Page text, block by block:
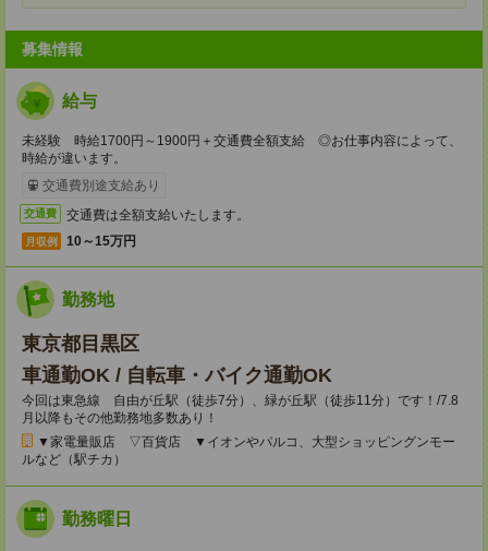
募集情報
給与
未経験 時給1700円～1900円＋交通費全額支給 ◎お仕事内容によって、
時給が違います。
交通費別途支給あり
交通費 交通費は全額支給いたします。
月収例 10～15万円
勤務地
東京都目黒区
車通勤OK / 自転車・バイク通勤OK
今回は東急線 自由が丘駅（徒歩7分）、緑が丘駅（徒歩11分）です！/7.8
月以降もその他勤務地多数あり！
▼家電量販店 ▽百貨店 ▼イオンやパルコ、大型ショッピングンモー
ルなど（駅チカ）
勤務曜日